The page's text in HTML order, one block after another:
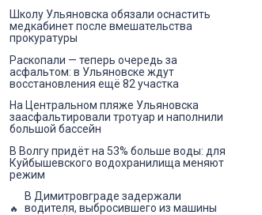
Школу Ульяновска обязали оснастить
медкабинет после вмешательства
прокуратуры
Раскопали — теперь очередь за
асфальтом: в Ульяновске ждут
восстановления ещё 82 участка
На Центральном пляже Ульяновска
заасфальтировали тротуар и наполнили
большой бассейн
В Волгу придёт на 53% больше воды: для
Куйбышевского водохранилища меняют
режим
В Димитровграде задержали
водителя, выбросившего из машины